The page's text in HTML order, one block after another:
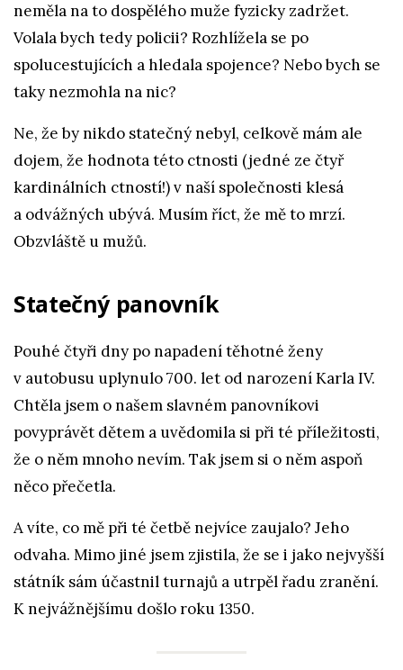
neměla na to dospělého muže fyzicky zadržet.
Volala bych tedy policii? Rozhlížela se po
spolucestujících a hledala spojence? Nebo bych se
taky nezmohla na nic?
Ne, že by nikdo statečný nebyl, celkově mám ale
dojem, že hodnota této ctnosti (jedné ze čtyř
kardinálních ctností!) v naší společnosti klesá
a odvážných ubývá. Musím říct, že mě to mrzí.
Obzvláště u mužů.
Statečný panovník
Pouhé čtyři dny po napadení těhotné ženy
v autobusu uplynulo 700. let od narození Karla IV.
Chtěla jsem o našem slavném panovníkovi
povyprávět dětem a uvědomila si při té příležitosti,
že o něm mnoho nevím. Tak jsem si o něm aspoň
něco přečetla.
A víte, co mě při té četbě nejvíce zaujalo? Jeho
odvaha. Mimo jiné jsem zjistila, že se i jako nejvyšší
státník sám účastnil turnajů a utrpěl řadu zranění.
K nejvážnějšímu došlo roku 1350.